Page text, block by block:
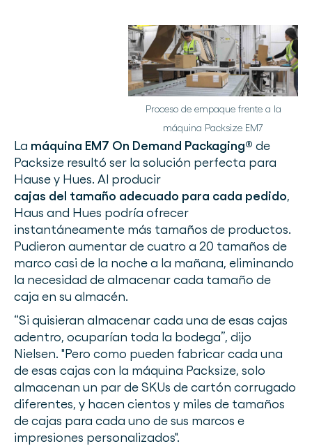
Proceso de empaque frente a la
máquina Packsize EM7
La máquina EM7 On Demand Packaging® de
Packsize resultó ser la solución perfecta para
Hause y Hues. Al producir
cajas del tamaño adecuado para cada pedido,
Haus and Hues podría ofrecer
instantáneamente más tamaños de productos.
Pudieron aumentar de cuatro a 20 tamaños de
marco casi de la noche a la mañana, eliminando
la necesidad de almacenar cada tamaño de
caja en su almacén.
“Si quisieran almacenar cada una de esas cajas
adentro, ocuparían toda la bodega”, dijo
Nielsen. "Pero como pueden fabricar cada una
de esas cajas con la máquina Packsize, solo
almacenan un par de SKUs de cartón corrugado
diferentes, y hacen cientos y miles de tamaños
de cajas para cada uno de sus marcos e
impresiones personalizados".